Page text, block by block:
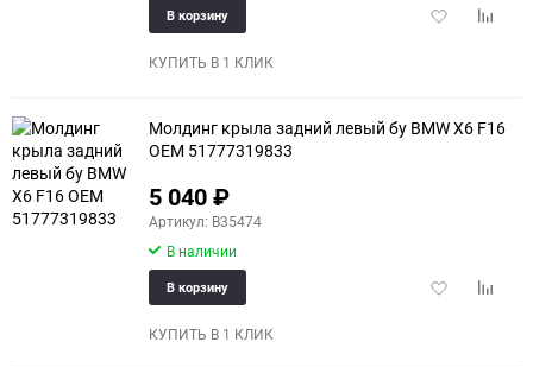
Добавить
В корзину
КУПИТЬ В 1 КЛИК
Молдинг крыла задний левый бу BMW X6 F16
OEM 51777319833
5 040₽
Артикул: B35474
В наличии
Добавить
В корзину
КУПИТЬ В 1 КЛИК